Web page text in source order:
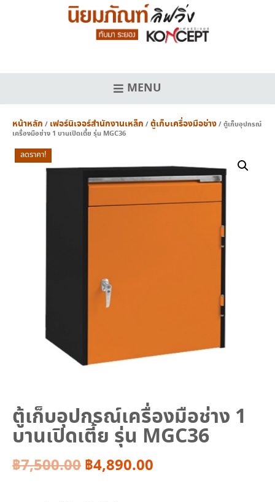
MENU
หน้าหลัก / เฟอร์นิเจอร์สำนักงานเหล็ก /ตู้เก็บเครื่องมือช่าง/ ตู้เก็บอุปกรณ์
เครื่องมือช่าง 1 บานเปิดเตี้ย รุ่น MGC36
ลดราคา!
ตู้เก็บอุปกรณ์เครื่องมือช่าง 1
บานเปิดเตี้ย รุ่น MGC36
฿7,500.00Original
฿4,890.00